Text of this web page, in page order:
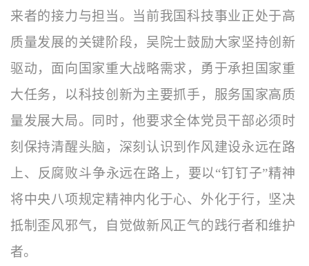
来者的接力与担当。当前我国科技事业正处于高
质量发展的关键阶段，吴院士鼓励大家坚持创新
驱动，面向国家重大战略需求，勇于承担国家重
大任务，以科技创新为主要抓手，服务国家高质
量发展大局。同时，他要求全体党员干部必须时
刻保持清醒头脑，深刻认识到作风建设永远在路
上、反腐败斗争永远在路上，要以“钉钉子”精神
将中央八项规定精神内化于心、外化于行，坚决
抵制歪风邪气，自觉做新风正气的践行者和维护
者。